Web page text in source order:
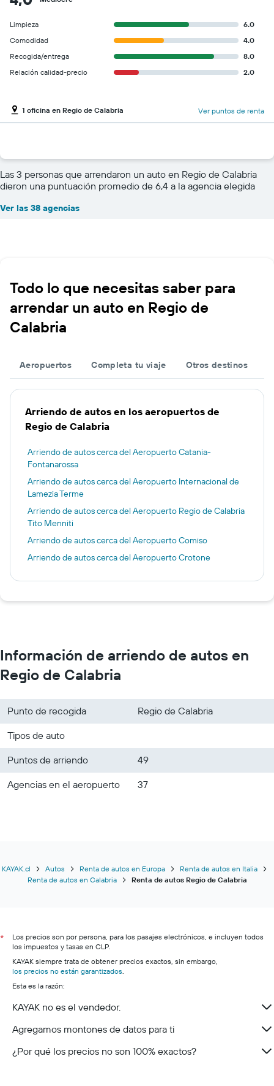
Limpieza
6.0
Comodidad
4.0
Recogida/entrega
8.0
Relación calidad-precio
2.0
1 oficina en Regio de Calabria Ver puntos de renta
Las 3 personas que arrendaron un auto en Regio de Calabria
dieron una puntuación promedio de 6,4 a la agencia elegida
Ver las 38 agencias
Todo lo que necesitas saber para
arrendar un auto en Regio de
Calabria
Aeropuertos Completa tu viaje Otros destinos
Arriendo de autos en los aeropuertos de
Regio de Calabria
Arriendo de autos cerca del Aeropuerto Catania-
Fontanarossa
Arriendo de autos cerca del Aeropuerto Internacional de
Lamezia Terme
Arriendo de autos cerca del Aeropuerto Regio de Calabria
Tito Menniti
Arriendo de autos cerca del Aeropuerto Comiso
Arriendo de autos cerca del Aeropuerto Crotone
Información de arriendo de autos en
Regio de Calabria
Punto de recogida
Regio de Calabria
Tipos de auto
Puntos de arriendo
49
Agencias en el aeropuerto
37
KAYAK.cl Autos Renta de autos en Europa
Renta de autos en Italia
Renta de autos en Calabria
Renta de autos Regio de Calabria
*
Los precios son por persona, para los pasajes electrónicos, e incluyen todos
los impuestos y tasas en CLP.
KAYAK siempre trata de obtener precios exactos, sin embargo,
los precios no están garantizados
Esta es la razón:
KAYAK no es el vendedor.
Agregamos montones de datos para ti
¿Por qué los precios no son 100% exactos?